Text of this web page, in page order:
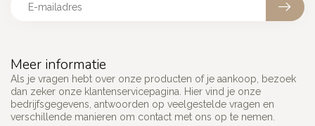
Meer informatie
Als je vragen hebt over onze producten of je aankoop, bezoek
dan zeker onze klantenservicepagina. Hier vind je onze
bedrijfsgegevens, antwoorden op veelgestelde vragen en
verschillende manieren om contact met ons op te nemen.